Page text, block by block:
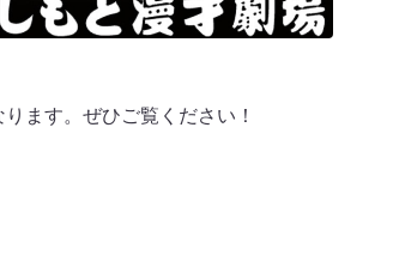
ます。ぜひご覧ください！